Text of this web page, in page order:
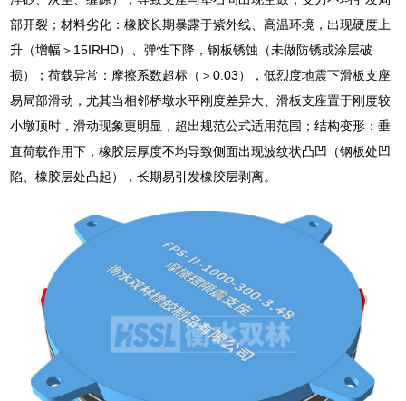
部开裂；材料劣化：橡胶长期暴露于紫外线、高温环境，出现硬度上
升（增幅＞15IRHD）、弹性下降，钢板锈蚀（未做防锈或涂层破
损）；荷载异常：摩擦系数超标（＞0.03），低烈度地震下滑板支座
易局部滑动，尤其当相邻桥墩水平刚度差异大、滑板支座置于刚度较
小墩顶时，滑动现象更明显，超出规范公式适用范围；结构变形：垂
直荷载作用下，橡胶层厚度不均导致侧面出现波纹状凸凹（钢板处凹
陷、橡胶层处凸起），长期易引发橡胶层剥离。